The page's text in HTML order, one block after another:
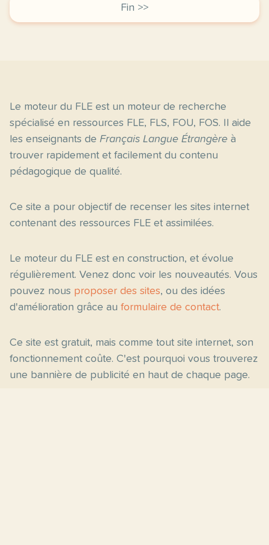
Fin >>
Le moteur du FLE est un moteur de recherche
spécialisé en ressources FLE, FLS, FOU, FOS. Il aide
les enseignants de Français Langue Étrangère à
trouver rapidement et facilement du contenu
pédagogique de qualité.
Ce site a pour objectif de recenser les sites internet
contenant des ressources FLE et assimilées.
Le moteur du FLE est en construction, et évolue
régulièrement. Venez donc voir les nouveautés. Vous
pouvez nous proposer des sites, ou des idées
d'amélioration grâce au formulaire de contact.
Ce site est gratuit, mais comme tout site internet, son
fonctionnement coûte. C'est pourquoi vous trouverez
une bannière de publicité en haut de chaque page.